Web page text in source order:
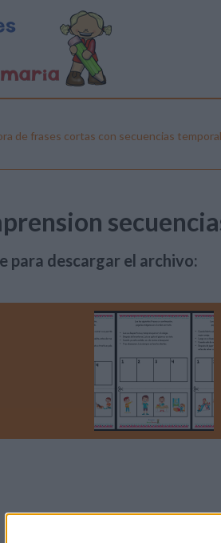
de frases cortas con secuencias
para descargar el archivo: